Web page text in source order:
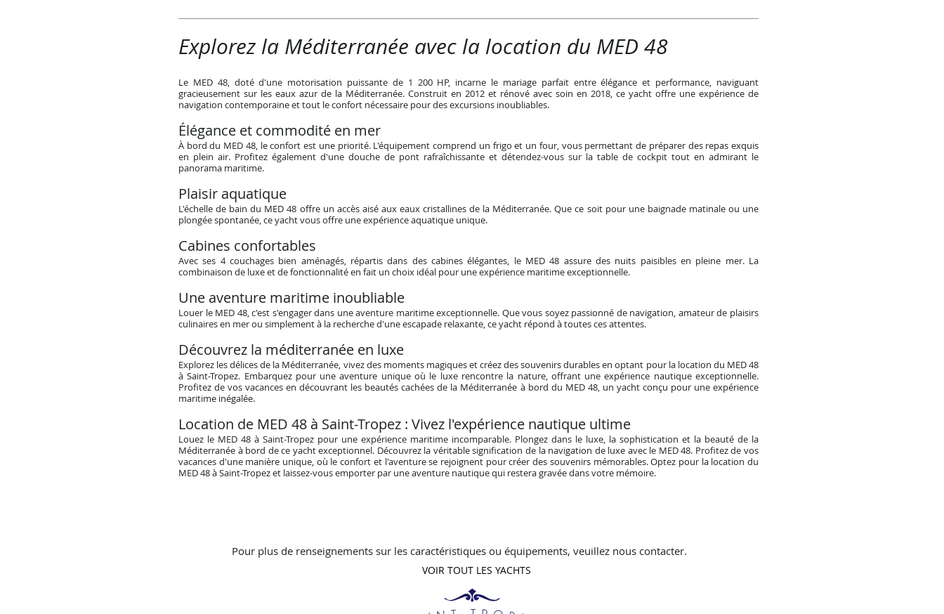
Explorez la Méditerranée avec la location du MED 48
Le MED 48, doté d'une motorisation puissante de 1 200 HP, incarne le mariage parfait entre élégance et performance, naviguant
gracieusement sur les eaux azur de la Méditerranée. Construit en 2012 et rénové avec soin en 2018, ce yacht offre une expérience de
navigation contemporaine et tout le confort nécessaire pour des excursions inoubliables.
Élégance et commodité en mer
À bord du MED 48, le confort est une priorité. L'équipement comprend un frigo et un four, vous permettant de préparer des repas exquis
en plein air. Profitez également d'une douche de pont rafraîchissante et détendez-vous sur la table de cockpit tout en admirant le
panorama maritime.
Plaisir aquatique
L'échelle de bain du MED 48 offre un accès aisé aux eaux cristallines de la Méditerranée. Que ce soit pour une baignade matinale ou une
plongée spontanée, ce yacht vous offre une expérience aquatique unique.
Cabines confortables
Avec ses 4 couchages bien aménagés, répartis dans des cabines élégantes, le MED 48 assure des nuits paisibles en pleine mer. La
combinaison de luxe et de fonctionnalité en fait un choix idéal pour une expérience maritime exceptionnelle.
Une aventure maritime inoubliable
Louer le MED 48, c'est s'engager dans une aventure maritime exceptionnelle. Que vous soyez passionné de navigation, amateur de plaisirs
culinaires en mer ou simplement à la recherche d'une escapade relaxante, ce yacht répond à toutes ces attentes.
Découvrez la méditerranée en luxe
Explorez les délices de la Méditerranée, vivez des moments magiques et créez des souvenirs durables en optant pour la location du MED 48
à Saint-Tropez. Embarquez pour une aventure unique où le luxe rencontre la nature, offrant une expérience nautique exceptionnelle.
Profitez de vos vacances en découvrant les beautés cachées de la Méditerranée à bord du MED 48, un yacht conçu pour une expérience
maritime inégalée.
Location de MED 48 à Saint-Tropez : Vivez l'expérience nautique ultime
Louez le MED 48 à Saint-Tropez pour une expérience maritime incomparable. Plongez dans le luxe, la sophistication et la beauté de la
Méditerranée à bord de ce yacht exceptionnel. Découvrez la véritable signification de la navigation de luxe avec le MED 48. Profitez de vos
vacances d'une manière unique, où le confort et l'aventure se rejoignent pour créer des souvenirs mémorables. Optez pour la location du
MED 48 à Saint-Tropez et laissez-vous emporter par une aventure nautique qui restera gravée dans votre mémoire.
Pour plus de renseignements sur les caractéristiques ou équipements, veuillez nous contacter.
VOIR TOUT LES YACHTS